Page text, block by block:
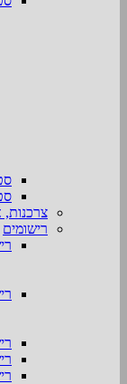
רישומים